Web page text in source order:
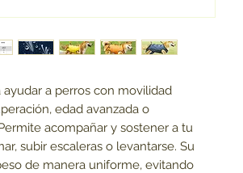
a perros con movilidad
edad avanzada o
acompañar y sostener a tu
subir escaleras o levantarse. Su
de manera uniforme, evitando